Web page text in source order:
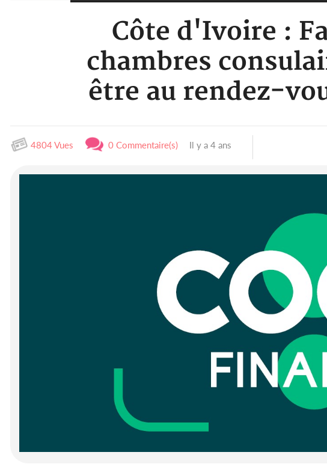
Côte d'Ivoire :
chambres
être au rendez-
4804 Vues 0 Commentaire(s) Il y a 4 ans